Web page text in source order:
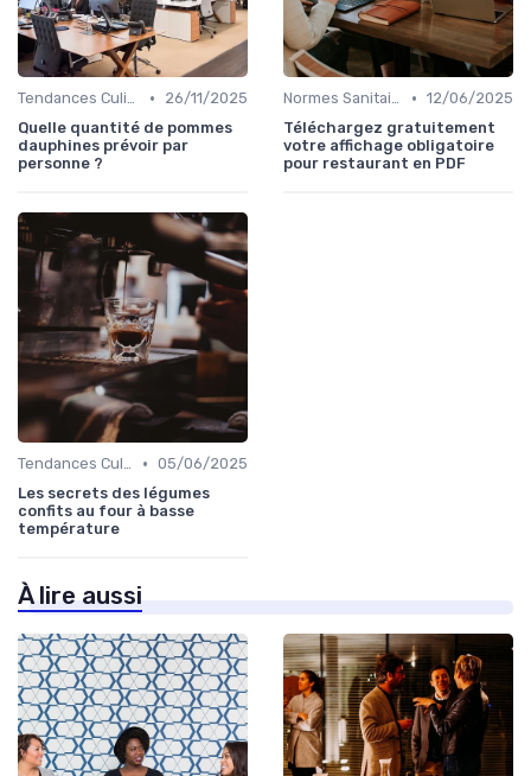
Tendances Culinaire •
26/11/2025
Quelle quantité de pommes
dauphines prévoir par
personne ?
Normes Sanitaires • 12/06/2025
Téléchargez gratuitement
votre affichage obligatoire
pour restaurant en PDF
Tendances Culinaire • 05/06/2025
Les secrets des légumes
confits au four à basse
température
À lire aussi